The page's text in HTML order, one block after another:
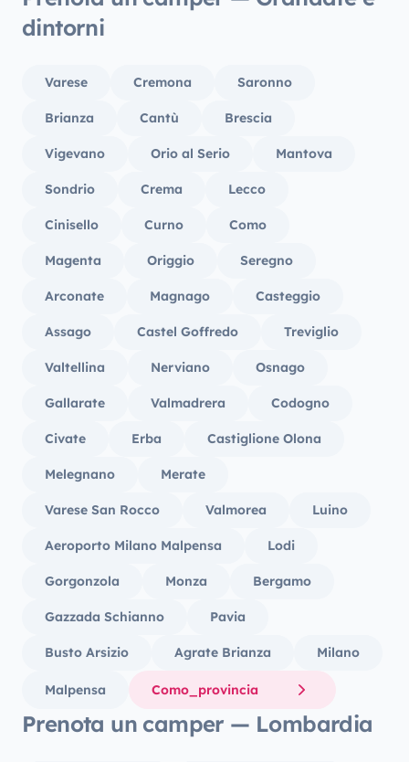
dintorni
Varese Cremona Saronno
Brianza Cantù Brescia
Vigevano Orio al Serio Mantova
Sondrio Crema Lecco
Cinisello Curno Como
Magenta Origgio Seregno
Arconate Magnago Casteggio
Assago Castel Goffredo Treviglio
Valtellina Nerviano Osnago
Gallarate Valmadrera Codogno
Civate Erba Castiglione Olona
Melegnano Merate
Varese San Rocco Valmorea Luino
Aeroporto Milano Malpensa Lodi
Gorgonzola Monza Bergamo
Gazzada Schianno Pavia
Busto Arsizio Agrate Brianza Milano
Malpensa Como_provincia
Prenota un camper — Lombardia